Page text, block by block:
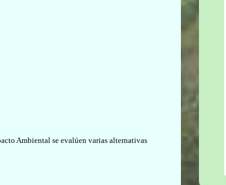
Ambiental se evalúen varias alternativas